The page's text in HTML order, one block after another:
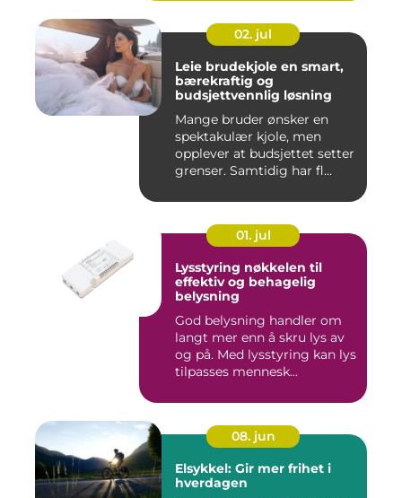
02. jul
Leie brudekjole en smart,
bærekraftig og
budsjettvennlig løsning
Mange bruder ønsker en
spektakulær kjole, men
opplever at budsjettet setter
grenser. Samtidig har fl...
01. jul
Lysstyring nøkkelen til
effektiv og behagelig
belysning
God belysning handler om
langt mer enn å skru lys av
og på. Med lysstyring kan lys
tilpasses mennesk...
08. jun
Elsykkel: Gir mer frihet i
hverdagen